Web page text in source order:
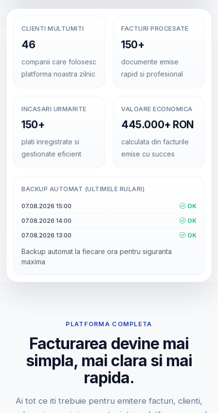
CLIENTI MULTUMITI
46
companii care folosesc
platforma noastra zilnic
FACTURI PROCESATE
150+
documente emise
rapid si profesional
INCASARI URMARITE
150+
plati inregistrate si
gestionate eficient
VALOARE ECONOMICA
445.000+ RON
calculata din facturile
emise cu succes
BACKUP AUTOMAT (ULTIMELE RULARI)
07.08.2026 15:00
OK
07.08.2026 14:00
OK
07.08.2026 13:00
OK
Backup automat la fiecare ora pentru siguranta
maxima
PLATFORMA COMPLETA
Facturarea devine mai
simpla, mai clara si mai
rapida.
Ai tot ce iti trebuie pentru emitere facturi, clienti,